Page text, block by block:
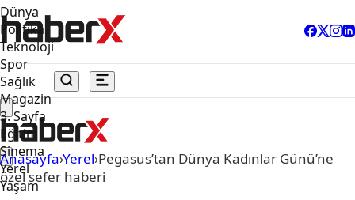
Dünya
Politika
Teknoloji
Spor
Sağlık
Magazin
3. Sayfa
Eğitim
Sinema
Yerel
Yaşam
Anasayfa›Yerel›Pegasus’tan Dünya Kadınlar Günü’ne
özel sefer haberi